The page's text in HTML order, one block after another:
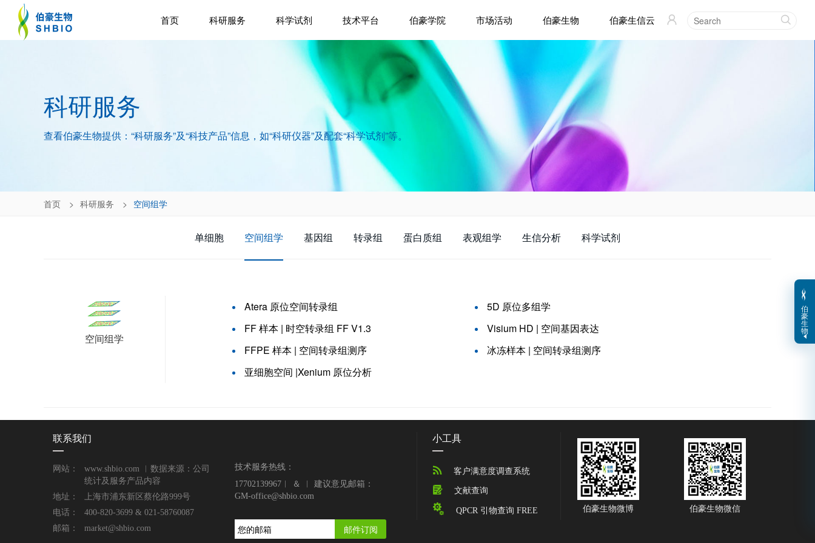
首页 科研服务 科学试剂 技术平台 伯豪学院 市场活动 伯豪生物 伯豪生信云  
科研服务
查看伯豪生物提供：“科研服务”及“科技产品”信息，如“科研仪器”及配套“科学试剂”等。
首页 科研服务 空间组学
单细胞 空间组学 基因组 转录组 蛋白质组 表观组学 生信分析 科学试剂
空间组学
Atera 原位空间转录组
5D 原位多组学
FF 样本 | 时空转录组 FF V1.3
Visium HD | 空间基因表达
FFPE 样本 | 空间转录组测序
冰冻样本 | 空间转录组测序
亚细胞空间 |Xenium 原位分析
联系我们
网站：
www.shbio.com ︱数据来源：公司
统计及服务产品内容
地址：
上海市浦东新区蔡伦路999号
电话：
400-820-3699 & 021-58760087
邮箱：
market@shbio.com
技术服务热线：
17702139967︱ ＆ ︱ 建议意见邮箱：
GM-office@shbio.com
邮件订阅
小工具
 客户满意度调查系统
 文献查询
 QPCR 引物查询 FREE 伯豪生物微博 伯豪生物微信
伯
豪
生
物